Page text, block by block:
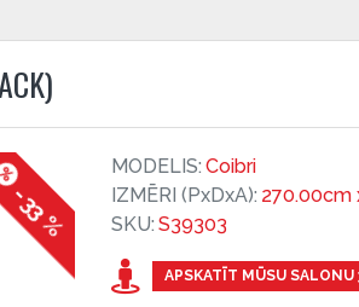
-33 %
APSKATĪT MŪSU SALONU
MODELIS: Coibri
IZMĒRI (PxDxA): 270.00cm
SKU: S39303